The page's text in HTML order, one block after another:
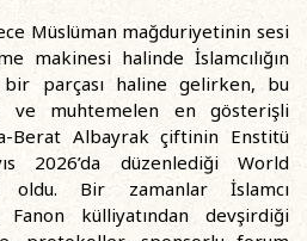
Müslüman mağduriyetinin sesi
makinesi halinde İslamcılığın
bir parçası haline gelirken, bu
ve muhtemelen en gösterişli
Berat Albayrak çiftinin Enstitü
2026’da düzenlediği World
oldu. Bir zamanlar İslamcı
külliyatından devşirdiği